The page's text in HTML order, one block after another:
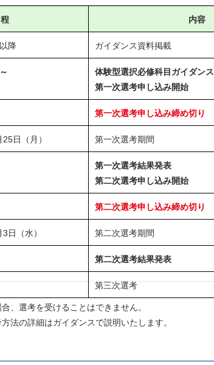
内容
降 ガイダンス資料掲載
体験型選択必修科目ガイダンス
第一次選考申し込み開始
第一次選考申し込み締め切り
日（月） 第一次選考期間
第一次選考結果発表
第二次選考申し込み開始
第二次選考申し込み締め切り
日（水） 第二次選考期間
第二次選考結果発表
第三次選考
、選考を受けることはできません。
法の詳細はガイダンスで説明いたします。